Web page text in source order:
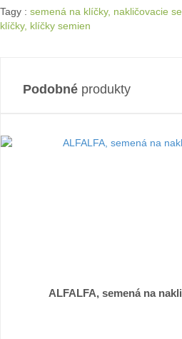
Tagy : semená na klíčky, nakličovacie
klíčky, klíčky semien
Podobné produkty
ALFALFA, semená na